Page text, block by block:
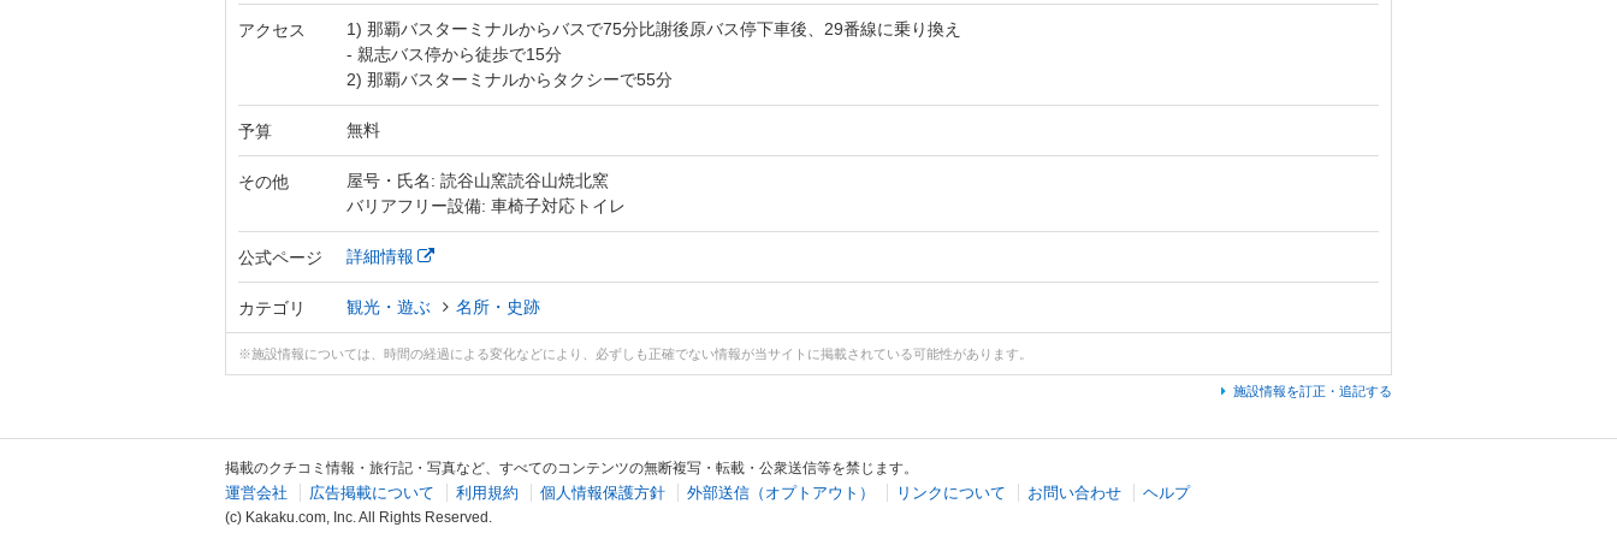
アクセス
1) 那覇バスターミナルからバスで75分比謝後原バス停下車後、29番線に乗り換え
- 親志バス停から徒歩で15分
2) 那覇バスターミナルからタクシーで55分
予算 無料
その他
屋号・氏名: 読谷山窯読谷山焼北窯
バリアフリー設備: 車椅子対応トイレ
公式ページ 詳細情報
カテゴリ 観光・遊ぶ 名所・史跡
※施設情報については、時間の経過による変化などにより、必ずしも正確でない情報が当サイトに掲載されている可能性があります。
施設情報を訂正・追記する
掲載のクチコミ情報・旅行記・写真など、すべてのコンテンツの無断複写・転載・公衆送信等を禁じます。
運営会社 広告掲載について 利用規約 個人情報保護方針 外部送信（オプトアウト） リンクについて お問い合わせ ヘルプ
(c) Kakaku.com, Inc. All Rights Reserved.